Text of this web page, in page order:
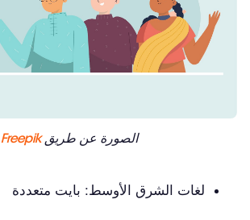
الصورة عن طريقFreepik
لغات الشرق الأوسط: بايت متعددة